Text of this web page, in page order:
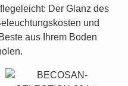
: Der Glanz des
und
aus Ihrem Boden